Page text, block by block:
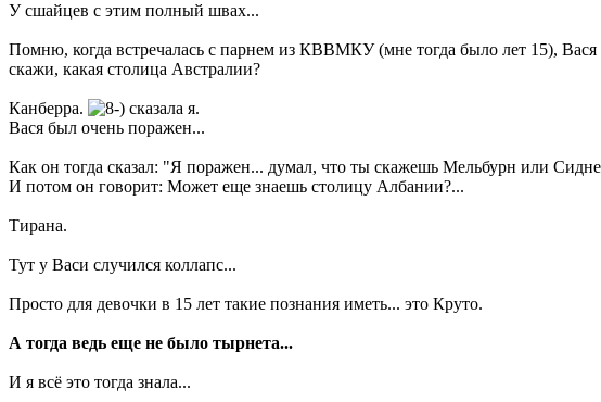
У сшайцев с этим полный швах...
Помню, когда встречалась с парнем из КВВМКУ (мне тогда было лет 15),
скажи, какая столица Австралии?
Канберра.
сказала я.
Вася был очень поражен...
Как он тогда сказал: "Я поражен... думал, что ты скажешь Мельбурн или
И потом он говорит: Может еще знаешь столицу Албании?...
Тирана.
Тут у Васи случился коллапс...
Просто для девочки в 15 лет такие познания иметь... это Круто.
А тогда ведь еще не было тырнета...
И я всё это тогда знала...